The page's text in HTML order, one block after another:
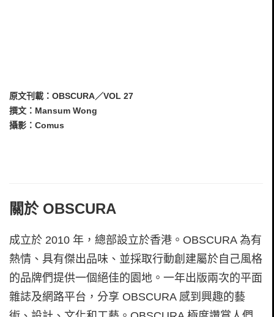
原文刊載：OBSCURA／VOL 27
撰文：Mansum Wong
攝影：Comus
關於 OBSCURA
成立於 2010 年，總部設立於香港。OBSCURA 為有
熱情、具有傑出品味、並採取行動創建屬於自己風格
的品牌們提供一個絕佳的園地。一年出版兩次的平面
雜誌及網路平台，分享 OBSCURA 感到興趣的藝